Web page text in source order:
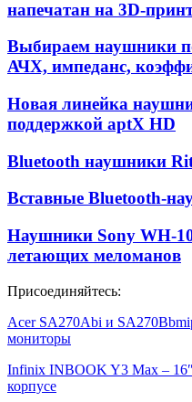
напечатан на 3D-
Выбираем наушники
АЧХ, импеданс,
Новая линейка
поддержкой aptX HD
Bluetooth наушники
Вставные Bluetooth-
Наушники Sony WH-
летающих меломанов
Присоединяйтесь:
Acer SA270Abi и
мониторы
Infinix INBOOK Y3 Max –
корпусе